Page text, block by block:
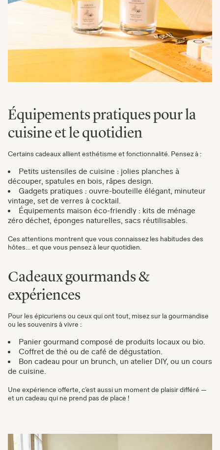
Équipements pratiques pour la
cuisine et le quotidien
Certains cadeaux allient esthétisme et fonctionnalité. Pensez à :
Petits ustensiles de cuisine : jolies planches à
découper, spatules en bois, râpes design.
Gadgets pratiques : ouvre-bouteille élégant, minuteur
vintage, set de verres à cocktail.
Équipements maison éco-friendly : kits de ménage
zéro déchet, éponges naturelles, sacs réutilisables.
Ces attentions montrent que vous connaissez les habitudes des
hôtes… et que vous pensez à leur quotidien.
Cadeaux gourmands &
expériences
Pour les épicuriens ou ceux qui ont tout, misez sur la gourmandise
ou les souvenirs à vivre :
Panier gourmand composé de produits locaux ou bio.
Coffret de thé ou de café de dégustation.
Bon cadeau pour un brunch, un atelier DIY, ou un cours
de cuisine.
Une expérience offerte, c’est aussi un moment de plaisir différé —
et un cadeau qui ne prend pas de place !